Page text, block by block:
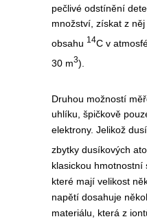
pečlivé odstínění
množství, získat z
obsahu 14C v
30 m3).
Druhou možností
uhlíku, špičkově
elektrony. Jelikož
zbytky dusíkových
klasickou hmotnostní
které mají velikost
napětí dosahuje
materiálu, která z